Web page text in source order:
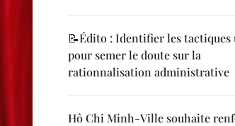
📝Édito : Identifier les tactiques
pour semer le doute sur la
rationnalisation administrative
Hô Chi Minh-Ville souhaite